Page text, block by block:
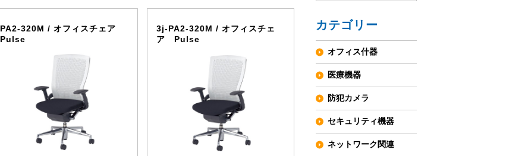
カテゴリー
オフィス什器
医療機器
防犯カメラ
セキュリティ機器
ネットワーク関連
PA2-320M / オフィスチェア
Pulse
3j-PA2-320M / オフィスチェ
ア Pulse